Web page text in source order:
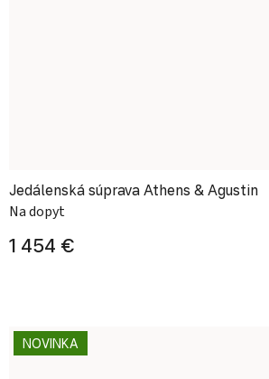
Jedálenská súprava Athens & Agustin
Na dopyt
1 454 €
NOVINKA